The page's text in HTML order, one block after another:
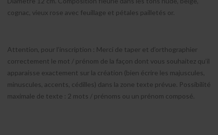
cognac, vieux rose avec feuillage et pétales pailletés or.
Attention, pour l’inscription : Merci de taper et d’orthographier
correctement le mot / prénom de la façon dont vous souhaitez qu’il
apparaisse exactement sur la création (bien écrire les majuscules,
minuscules, accents, cédilles) dans la zone texte prévue. Possibilité
maximale de texte : 2 mots / prénoms ou un prénom composé.